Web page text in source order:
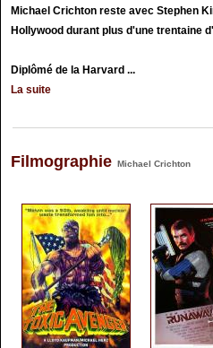
Michael Crichton reste avec Stephen
Hollywood durant plus d'une trentaine
Diplômé de la Harvard ...
La suite
Filmographie Michael Crichton